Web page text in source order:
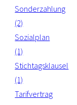
Sonderzahlung
(2)
Sozialplan
(1)
Stichtagsklausel
(1)
Tarifvertrag